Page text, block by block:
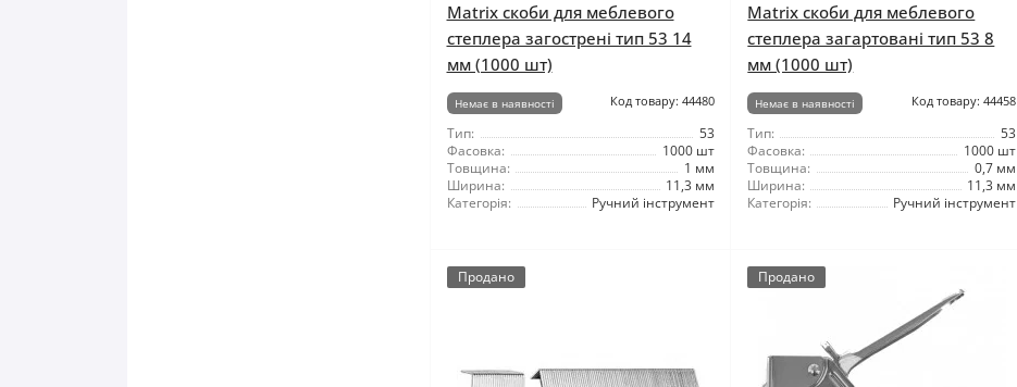
Matrix скоби для меблевого
степлера загострені тип 53 14
мм (1000 шт)
Немає в наявності Код товару: 44480
Тип:
53
Фасовка:
1000 шт
Товщина:
1 мм
Ширина:
11,3 мм
Категорія:
Ручний інструмент
Matrix скоби для меблевого
степлера загартовані тип 53 8
мм (1000 шт)
Немає в наявності Код товару: 44458
Тип:
53
Фасовка:
1000 шт
Товщина:
0,7 мм
Ширина:
11,3 мм
Категорія:
Ручний інструмент
Продано Продано